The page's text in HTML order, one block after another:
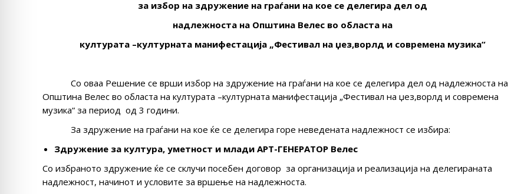
за избор на здружение на граѓани на кое се делегира дел од
надлежноста на Општина Велес во областа на
културата –културната манифестација „Фестивал на џез,ворлд и современа музика“
Со оваа Решение се врши избор на здружение на граѓани на кое се делегира дел од надлежноста на
Општина Велес во областа на културата –културната манифестација „Фестивал на џез,ворлд и современа
музика“ за период од 3 години.
За здружение на граѓани на кое ќе се делегира горе неведената надлежност се избира:
Здружение за култура, уметност и млади АРТ-ГЕНЕРАТОР Велес
Со избраното здружение ќе се склучи посебен договор за организација и реализација на делегираната
надлежност, начинот и условите за вршење на надлежноста.